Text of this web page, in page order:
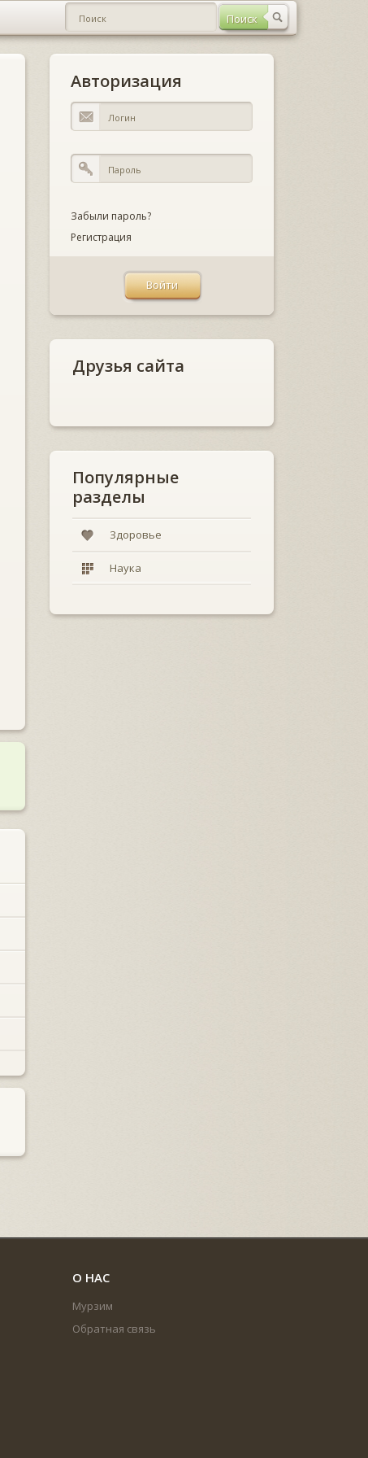
Авторизация
Забыли пароль?
Регистрация
Друзья сайта
Популярные
разделы
Здоровье
Наука
О НАС
Мурзим
Обратная связь